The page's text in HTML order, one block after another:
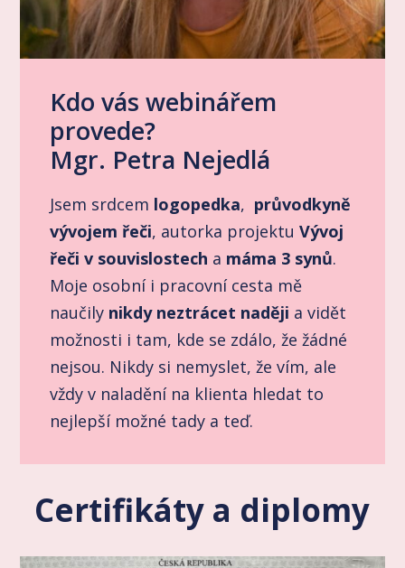
Kdo vás webinářem
provede?
Mgr. Petra Nejedlá
Jsem srdcem logopedka, průvodkyně
vývojem řeči, autorka projektu Vývoj
řeči v souvislostech a máma 3 synů.
Moje osobní i pracovní cesta mě
naučily nikdy neztrácet naději a vidět
možnosti i tam, kde se zdálo, že žádné
nejsou. Nikdy si nemyslet, že vím, ale
vždy v naladění na klienta hledat to
nejlepší možné tady a teď.
Certifikáty a diplomy